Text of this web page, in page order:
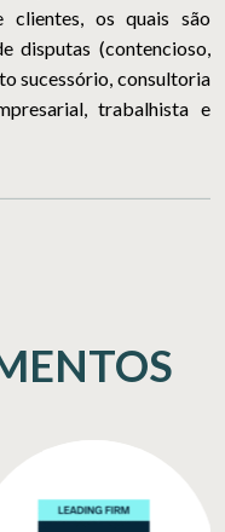
clientes, os quais são
disputas (contencioso,
sucessório, consultoria
trabalhista e